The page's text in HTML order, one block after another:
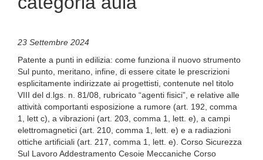
23 Settembre 2024
Patente a punti in edilizia: come funziona il nuovo strumento
Sul punto, meritano, infine, di essere citate le prescrizioni
esplicitamente indirizzate ai progettisti, contenute nel titolo
VIII del d.lgs. n. 81/08, rubricato “agenti fisici”, e relative alle
attività comportanti esposizione a rumore (art. 192, comma
1, lett c), a vibrazioni (art. 203, comma 1, lett. e), a campi
elettromagnetici (art. 210, comma 1, lett. e) e a radiazioni
ottiche artificiali (art. 217, comma 1, lett. e). Corso Sicurezza
Sul Lavoro Addestramento Cesoie Meccaniche Corso